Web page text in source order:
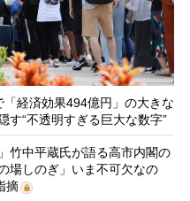
経済効果494億円」の大きな
“不透明すぎる巨大な数字”
竹中平蔵氏が語る高市内閣の
しのぎ」いま不可欠なの
摘